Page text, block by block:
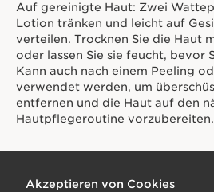
Auf gereinigte Haut: Zwei
Lotion tränken und leicht auf
verteilen. Trocknen Sie die Haut
oder lassen Sie sie feucht, bevor
Kann auch nach einem Peeling
verwendet werden, um
entfernen und die Haut auf den
Hautpflegeroutine vorzubereiten.
Akzeptieren von Cookies